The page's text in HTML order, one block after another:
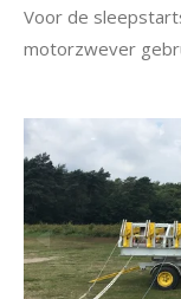
Voor de
motorzwever